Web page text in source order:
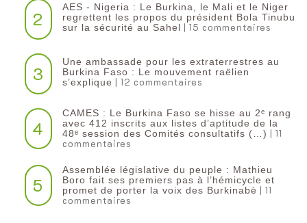
2
AES - Nigeria : Le Burkina, le Mali et le Niger
regrettent les propos du président Bola Tinubu
sur la sécurité au Sahel | 15 commentaires
3
Une ambassade pour les extraterrestres au
Burkina Faso : Le mouvement raëlien
s’explique | 12 commentaires
4
CAMES : Le Burkina Faso se hisse au 2ᵉ rang
avec 412 inscrits aux listes d’aptitude de la
48ᵉ session des Comités consultatifs (…) | 11
commentaires
5
Assemblée législative du peuple : Mathieu
Boro fait ses premiers pas à l’hémicycle et
promet de porter la voix des Burkinabè | 11
commentaires